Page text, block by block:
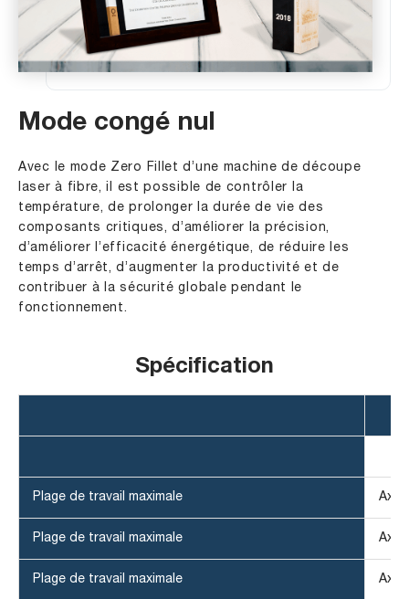
Mode congé nul
Avec le mode Zero Fillet d’une machine de découpe
laser à fibre, il est possible de contrôler la
température, de prolonger la durée de vie des
composants critiques, d’améliorer la précision,
d’améliorer l’efficacité énergétique, de réduire les
temps d’arrêt, d’augmenter la productivité et de
contribuer à la sécurité globale pendant le
fonctionnement.
Spécification
Plage de travail maximale Axe
Plage de travail maximale Axe
Plage de travail maximale Axe